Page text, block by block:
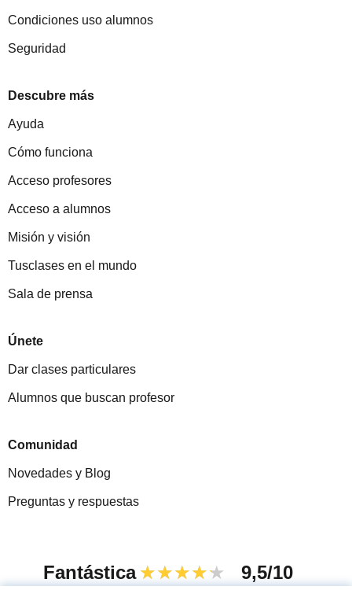
Condiciones uso alumnos
Seguridad
Descubre más
Ayuda
Cómo funciona
Acceso profesores
Acceso a alumnos
Misión y visión
Tusclases en el mundo
Sala de prensa
Únete
Dar clases particulares
Alumnos que buscan profesor
Comunidad
Novedades y Blog
Preguntas y respuestas
Fantástica ★★★★★ 9,5/10